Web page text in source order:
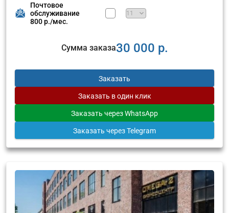
Почтовое
обслуживание
800 р./мес.
Сумма заказа30 000 р.
Заказать
Заказать в один клик
Заказать через WhatsApp
Заказать через Telegram